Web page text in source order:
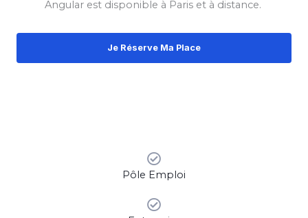
Angular est disponible à Paris et à distance.
Je Réserve Ma Place
Pôle Emploi